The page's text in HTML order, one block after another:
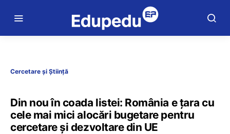
Cercetare și Știință
Din nou în coada listei: România e țara cu
cele mai mici alocări bugetare pentru
cercetare și dezvoltare din UE